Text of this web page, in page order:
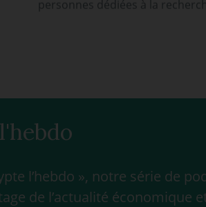
personnes dédiées à la
l’hebdo », notre série de
de l’actualité économique